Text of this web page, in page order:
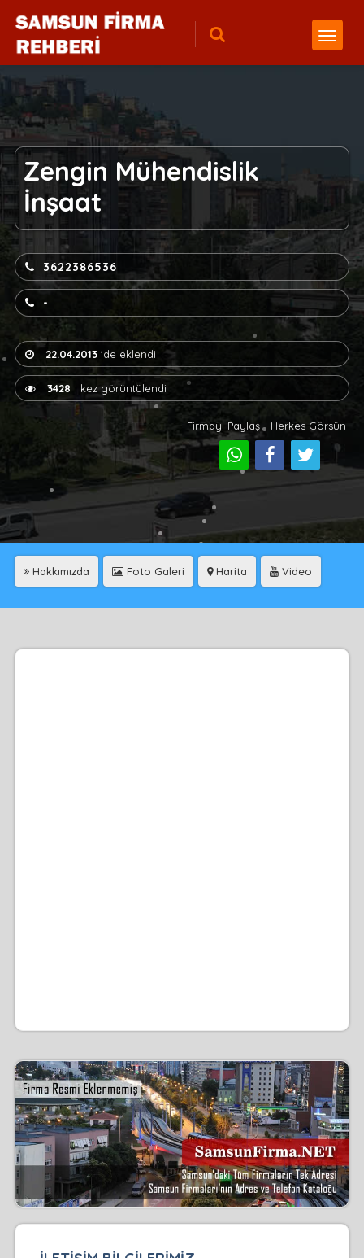
Zengin Mühendislik
İnşaat
3622386536
-
22.04.2013'de eklendi
3428 kez görüntülendi
Firmayı Paylaş - Herkes Görsün
Hakkımızda Foto Galeri Harita Video